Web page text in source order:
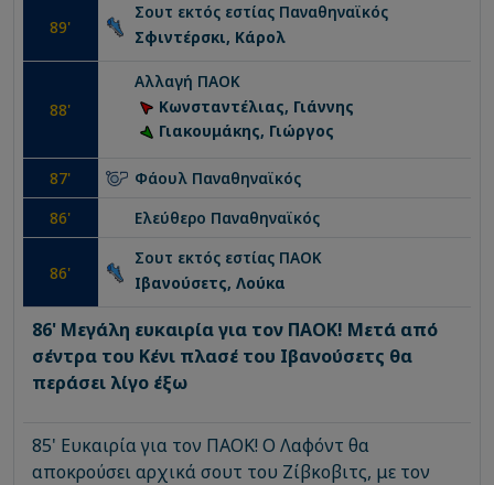
89'
Σουτ εκτός εστίας Παναθηναϊκός
Σφιντέρσκι, Κάρολ
88'
Αλλαγή ΠΑΟΚ
Κωνσταντέλιας, Γιάννης
Γιακουμάκης, Γιώργος
87' Φάουλ Παναθηναϊκός
86' Ελεύθερο Παναθηναϊκός
86'
Σουτ εκτός εστίας ΠΑΟΚ
Ιβανούσετς, Λούκα
86' Μεγάλη ευκαιρία για τον ΠΑΟΚ! Μετά από
σέντρα του Κένι πλασέ του Ιβανούσετς θα
περάσει λίγο έξω
85' Ευκαιρία για τον ΠΑΟΚ! Ο Λαφόντ θα
αποκρούσει αρχικά σουτ του Ζίβκοβιτς, με τον